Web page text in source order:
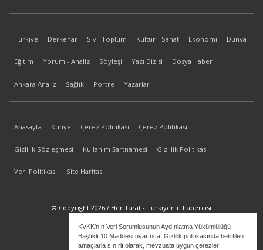
KVKK'nın Veri Sorumlusunun Aydınlatma Yükümlülüğü
Başlıklı 10.Maddesi uyarınca, Gizlilik politikasında belirtilen
amaçlarla sınırlı olarak, mevzuata uygun çerezler
Türkiye Derkenar Sivil Toplum Kültür - Sanat Ekonomi Dünya
Eğitim Yorum - Analiz Söyleşi Yazı Dizisi Dosya Haber
Ankara Analiz Sağlık Portre Yazarlar
Anasayfa Künye Çerez Politikası Çerez Politikası
Gizlilik Sözleşmesi Kullanım Şartnamesi Gizlilik Politikası
Veri Politikası Site Haritası
© Copyright 2026 / Her Taraf - Türkiyenin habercisi
bilgi@hertaraf.com